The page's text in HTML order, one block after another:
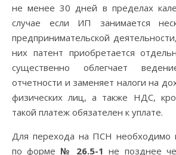
не менее 30 дней в пределах
случае если ИП занимается
предпринимательской
них патент приобретается
существенно облегчает
отчетности и заменяет налоги на
физических лиц, а также НДС,
такой платеж обязателен к уплате.
Для перехода на ПСН необходимо
по форме № 26.5-1 не позднее